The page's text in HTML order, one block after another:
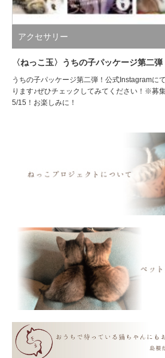
アクセサリー
〈ねっこ玉〉うちの子パッケージ第二
うちの子パッケージ第二弾！公式Instagramに
ります♪ぜひチェックしてみてください！※募
5/15！お楽しみに！